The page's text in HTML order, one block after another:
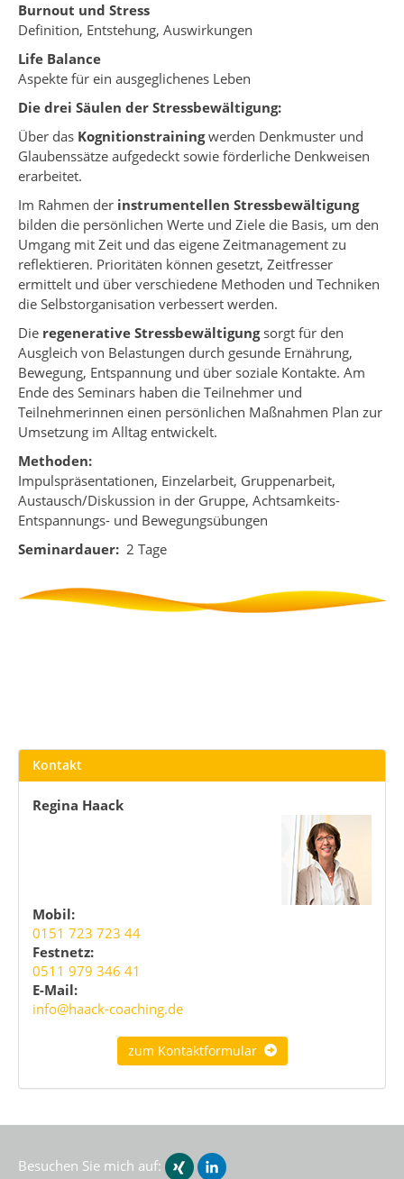
Burnout und Stress
Definition, Entstehung, Auswirkungen
Life Balance
Aspekte für ein ausgeglichenes Leben
Die drei Säulen der Stressbewältigung:
Über das Kognitionstrainingwerden Denkmuster und
Glaubenssätze aufgedeckt sowie förderliche Denkweisen
erarbeitet.
Im Rahmen der instrumentellen Stressbewältigung
bilden die persönlichen Werte und Ziele die Basis, um den
Umgang mit Zeit und das eigene Zeitmanagement zu
reflektieren. Prioritäten können gesetzt, Zeitfresser
ermittelt und über verschiedene Methoden und Techniken
die Selbstorganisation verbessert werden.
Die regenerative Stressbewältigungsorgt für den
Ausgleich von Belastungen durch gesunde Ernährung,
Bewegung, Entspannung und über soziale Kontakte. Am
Ende des Seminars haben die Teilnehmer und
Teilnehmerinnen einen persönlichen Maßnahmen Plan zur
Umsetzung im Alltag entwickelt.
Methoden:
Impulspräsentationen, Einzelarbeit, Gruppenarbeit,
Austausch/Diskussion in der Gruppe, Achtsamkeits-
Entspannungs- und Bewegungsübungen
Seminardauer: 2 Tage
Kontakt
Regina Haack
Mobil:
0151 723 723 44
Festnetz:
0511 979 346 41
E-Mail:
info@haack-coaching.de
zum Kontaktformular
Besuchen Sie mich auf: